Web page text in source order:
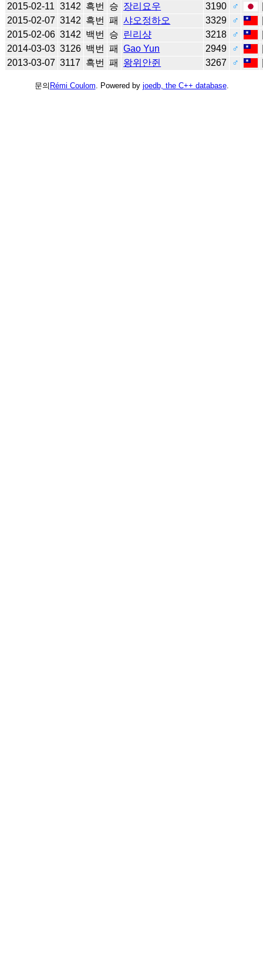
2015-02-11 3142 흑번 승 장리요우 3190 ♂
2015-02-07 3142 흑번 패 샤오정하오 3329 ♂
2015-02-06 3142 백번 승 린리샹 3218 ♂
2014-03-03 3126 백번 패 Gao Yun 2949 ♂
2013-03-07 3117 흑번 패 왕위안쥔 3267 ♂
문의 Rémi Coulom . Powered by joedb, the C++ database.